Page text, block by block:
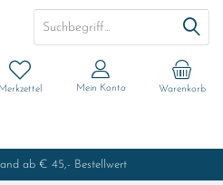
ab € 45,- Bestellwert
Warenkorb
Merkzettel Mein Konto